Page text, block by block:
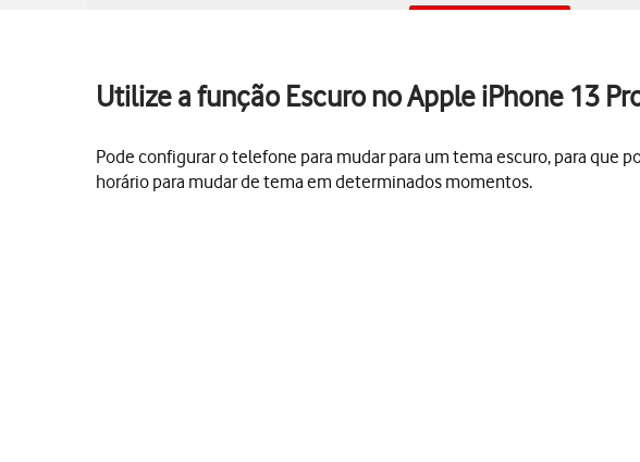
Utilize a função Escuro no Apple iPhone 13
Pode configurar o telefone para mudar para um tema escuro, para que
horário para mudar de tema em determinados momentos.